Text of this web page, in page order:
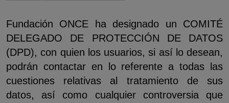
Fundación ONCE ha designado un COMITÉ
DELEGADO DE PROTECCIÓN DE DATOS
(DPD), con quien los usuarios, si así lo desean,
podrán contactar en lo referente a todas las
cuestiones relativas al tratamiento de sus
datos, así como cualquier controversia que